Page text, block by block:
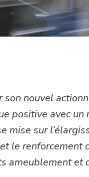
son nouvel
positive avec
mise sur
le renforcement
ameublement